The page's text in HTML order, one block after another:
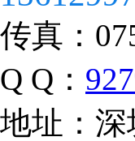
传真：
Q Q：
地址： 深